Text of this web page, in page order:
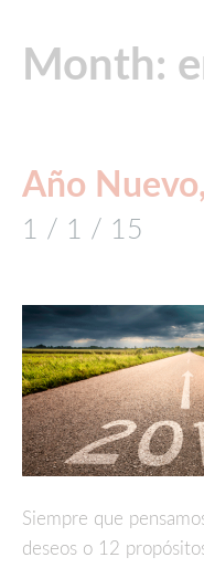
Month:
Año
1 / 1 / 15
Siempre que
deseos o 12